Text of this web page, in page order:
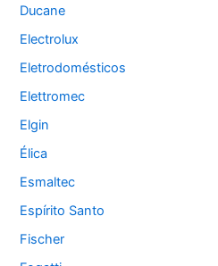
Ducane
Electrolux
Eletrodomésticos
Elettromec
Elgin
Élica
Esmaltec
Espírito Santo
Fischer